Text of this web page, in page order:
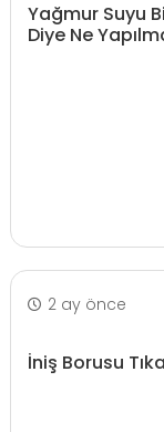
Yağmur Suyu
Diye Ne
2 ay önce
İniş Borusu